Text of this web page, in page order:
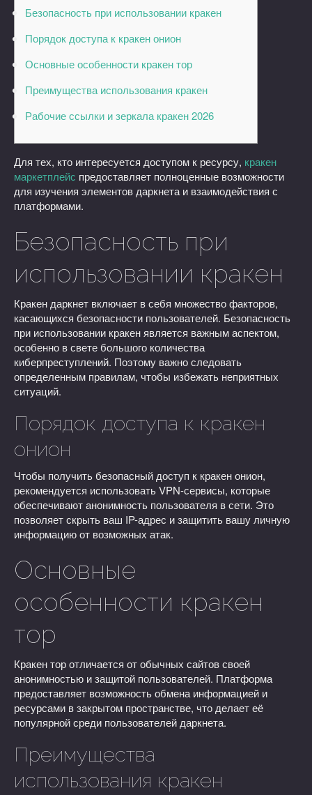
Безопасность при использовании кракен
Порядок доступа к кракен онион
Основные особенности кракен тор
Преимущества использования кракен
Рабочие ссылки и зеркала кракен 2026
Для тех, кто интересуется доступом к ресурсу, кракен
маркетплейс предоставляет полноценные возможности
для изучения элементов даркнета и взаимодействия с
платформами.
Безопасность при
использовании кракен
Кракен даркнет включает в себя множество факторов,
касающихся безопасности пользователей. Безопасность
при использовании кракен является важным аспектом,
особенно в свете большого количества
киберпреступлений. Поэтому важно следовать
определенным правилам, чтобы избежать неприятных
ситуаций.
Порядок доступа к кракен
онион
Чтобы получить безопасный доступ к кракен онион,
рекомендуется использовать VPN-сервисы, которые
обеспечивают анонимность пользователя в сети. Это
позволяет скрыть ваш IP-адрес и защитить вашу личную
информацию от возможных атак.
Основные
особенности кракен
тор
Кракен тор отличается от обычных сайтов своей
анонимностью и защитой пользователей. Платформа
предоставляет возможность обмена информацией и
ресурсами в закрытом пространстве, что делает её
популярной среди пользователей даркнета.
Преимущества
использования кракен